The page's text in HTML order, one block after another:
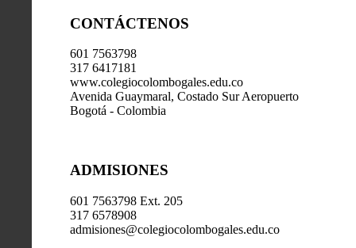
CONTÁCTENOS
601 7563798
317 6417181
www.colegiocolombogales.edu.co
Avenida Guaymaral, Costado Sur Aeropuerto
Bogotá - Colombia
ADMISIONES
601 7563798 Ext. 205
317 6578908
admisiones@colegiocolombogales.edu.co